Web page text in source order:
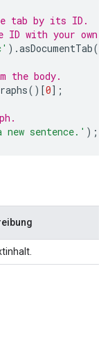
tab by its ID.
ID with your own.
).asDocumentTab().
the body.
()[0];
sentence.' );